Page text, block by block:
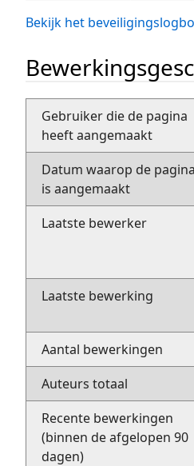
Bekijk het
Gebruiker die de pagina
heeft aangemaakt
Datum waarop de pagina
is aangemaakt
Laatste bewerker
Laatste bewerking
Aantal bewerkingen
Auteurs totaal
Recente bewerkingen
(binnen de afgelopen 90
dagen)